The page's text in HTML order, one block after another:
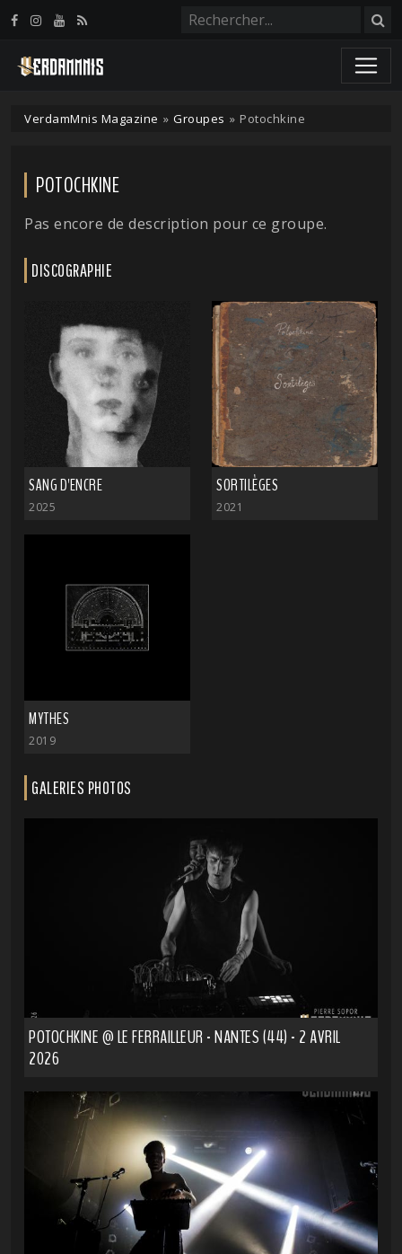
VerdamMnis Magazine » Groupes » Potochkine
POTOCHKINE
Pas encore de description pour ce groupe.
DISCOGRAPHIE
SANG D'ENCRE
2025
SORTILÈGES
2021
MYTHES
2019
GALERIES PHOTOS
POTOCHKINE @ LE FERRAILLEUR - NANTES (44) - 2 AVRIL
2026
Panneau de gestion des cookies